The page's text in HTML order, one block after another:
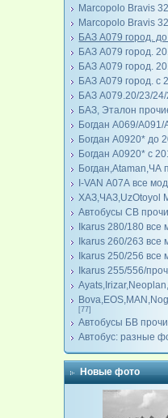
Marcopolo Bravis
Marcopolo Bravis
БАЗ А079 город.
БАЗ А079 город.
БАЗ А079 город.
БАЗ А079 город. с
БАЗ А079.20/23/24/
БАЗ, Эталон
Богдан А069/А091/
Богдан А0920* до
Богдан А0920* с
Богдан,Ataman,ЧА
I-VAN А07А все
ХАЗ,ЧАЗ,UzOtoyol
Автобусы СВ
Ikarus 280/180 все
Ikarus 260/263 все
Ikarus 250/256 все
Ikarus 255/556/
[77]
Автобусы БВ
Автобус: разные
Новые фото